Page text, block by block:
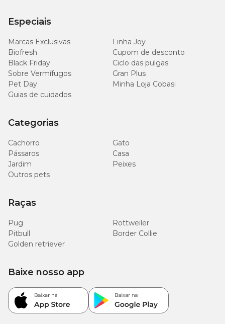
Especiais
Marcas Exclusivas
Linha Joy
Biofresh
Cupom de desconto
Black Friday
Ciclo das pulgas
Sobre Vermífugos
Gran Plus
Pet Day
Minha Loja Cobasi
Guias de cuidados
Categorias
Cachorro
Gato
Pássaros
Casa
Jardim
Peixes
Outros pets
Raças
Pug
Rottweiler
Pitbull
Border Collie
Golden retriever
Baixe nosso app